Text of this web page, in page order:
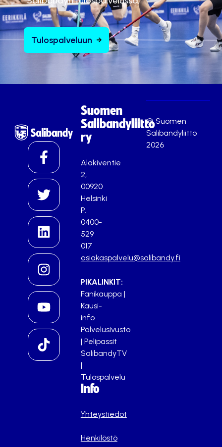
Tulospalveluun
Suomen
Salibandyliitto
ry
Alakiventie
2,
00920
Helsinki
P.
0400-
529
017
asiakaspalvelu@salibandy.fi
PIKALINKIT:
Fanikauppa |
Kausi-
info
Palvelusivusto
| Pelipassit
SalibandyTV
|
Tulospalvelu
Info
Yhteystiedot
Henkilöstö
© Suomen
Salibandyliitto
2026